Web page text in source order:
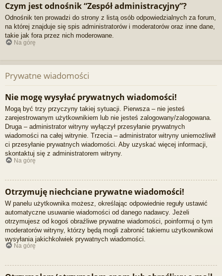
Czym jest odnośnik “Zespół administracyjny”?
Odnośnik ten prowadzi do strony z listą osób odpowiedzialnych za forum,
na której znajduje się spis administratorów i moderatorów oraz inne dane,
takie jak fora przez nich moderowane.
Na górę
Prywatne wiadomości
Nie mogę wysyłać prywatnych wiadomości!
Mogą być trzy przyczyny takiej sytuacji. Pierwsza – nie jesteś
zarejestrowanym użytkownikiem lub nie jesteś zalogowany/zalogowana.
Druga – administrator witryny wyłączył przesyłanie prywatnych
wiadomości na całej witrynie. Trzecia – administrator witryny uniemożliwił
ci przesyłanie prywatnych wiadomości. Aby uzyskać więcej informacji,
skontaktuj się z administratorem witryny.
Na górę
Otrzymuję niechciane prywatne wiadomości!
W panelu użytkownika możesz, określając odpowiednie reguły ustawić
automatyczne usuwanie wiadomości od danego nadawcy. Jeżeli
otrzymujesz od kogoś obraźliwe prywatne wiadomości, poinformuj o tym
moderatorów witryny, którzy będą mogli zabronić takiemu użytkownikowi
wysyłania jakichkolwiek prywatnych wiadomości.
Na górę